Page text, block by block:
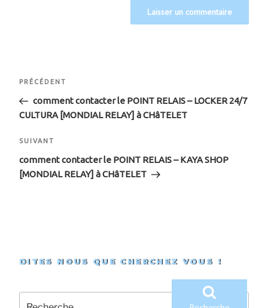
Navigation
de
l’article
Article
précédent
PRÉCÉDENT
comment contacter le POINT RELAIS – LOCKER 24/7
CULTURA [MONDIAL RELAY] à CHâTELET
Article
suivant
SUIVANT
comment contacter le POINT RELAIS – KAYA SHOP
[MONDIAL RELAY] à CHâTELET
DITES NOUS QUE CHERCHEZ VOUS !
Recherche
pour